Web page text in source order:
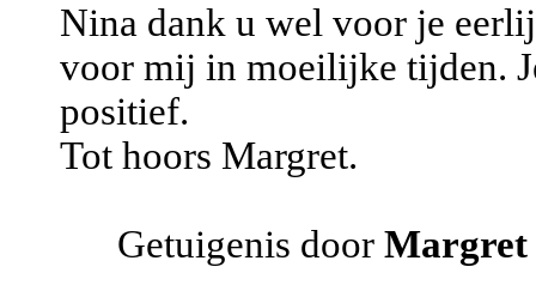
Nina dank u wel voor je
voor mij in moeilijke tijden.
positief.
Tot hoors Margret.
Getuigenis door Margret